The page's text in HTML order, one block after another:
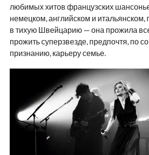
любимых хитов французских
немецком, английском и итальянском,
в тихую Швейцарию — она прожила
прожить суперзвезде, предпочтя, по
признанию, карьеру семье.